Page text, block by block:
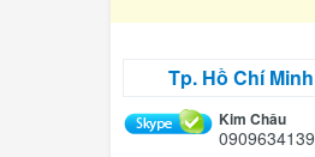
Tp. Hồ Chí Minh
Kim Châu
0909634139